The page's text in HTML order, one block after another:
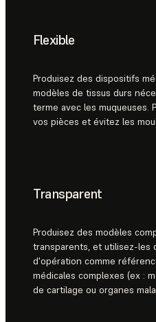
Flexible
Produisez des dispositifs
modèles de tissus durs
terme avec les muqueuses.
vos pièces et évitez les
Transparent
Produisez des modèles
transparents, et utilisez-les
d'opération comme
médicales complexes (ex :
de cartilage ou organes